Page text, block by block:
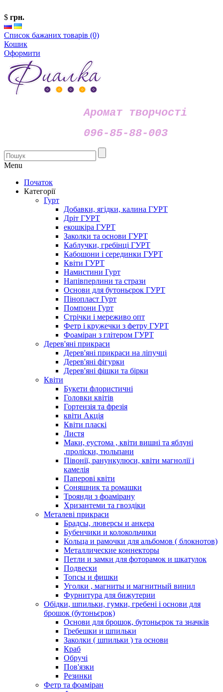
$ грн.
Список бажаних товарів (0)
Кошик
Оформити
Аромат творчості
096-85-88-003
Menu
Початок
Категорії
Гурт
Добавки, ягідки, калина ГУРТ
Дріт ГУРТ
екошкіра ГУРТ
Заколки та основи ГУРТ
Каблучки, гребінці ГУРТ
Кабошони і серединки ГУРТ
Квіти ГУРТ
Намистини Гурт
Напівперлини та стрази
Основи для бутоньєрок ГУРТ
Пінопласт Гурт
Помпони Гурт
Стрічки і мереживо опт
Фетр і кружечки з фетру ГУРТ
Фоаміран з глітером ГУРТ
Дерев'яні прикраси
Дерев'яні прикраси на ліпучці
Дерев'яні фігурки
Дерев'яні фішки та бірки
Квіти
Букети флористичні
Головки квітів
Гортензія та фрезія
квіти Акція
Квіти пласкі
Листя
Маки, еустома , квіти вишні та яблуні
,проліски, тюльпани
Півонії, ранункулюси, квіти магнолії і
камелія
Паперові квіти
Соняшник та ромашки
Троянди з фоамірану
Хризантеми та гвоздіки
Металеві прикраси
Брадсы, люверсы и анкера
Бубенчики и колокольчики
Кольца и рамочки для альбомов ( блокнотов)
Металлические коннекторы
Петли и замки для фоторамок и шкатулок
Подвески
Топсы и фишки
Уголки , магниты и магнитный винил
Фурнитура для бижутерии
Обідки, шпильки, гумки, гребені і основи для
брошок (бутоньєрок)
Основи для брошок, бутоньєрок та значків
Гребешки и шпильки
Заколки ( шпильки ) та основи
Краб
Обручі
Пов'язки
Резинки
Фетр та фоаміран